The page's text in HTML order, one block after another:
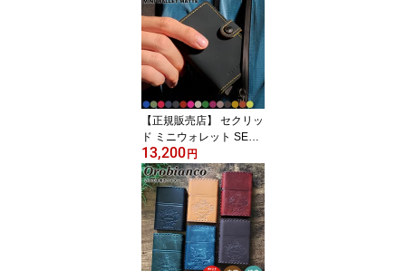
ギフト 浴衣 着物 和小物
和柄 かわいい おしゃれ
高級 うちわ 扇 父の日 扇
子 無地 和装 男性用 贈り
物 お祝い 祖母 誕生日プ
レゼント 母の日ギフト
父の日ギフト 実用的
【正規販売店】 セクリッ
ド ミニウォレット SECR
ID M/MINI MATTE | マッ
ト コンパクト ミニ財布
札入れ 小さい財布 財布
カードケース カード入れ
シークリッド スリムウォ
レット スキミング防止
メンズ レディース スラ
イド カードウォレット
13,200 円